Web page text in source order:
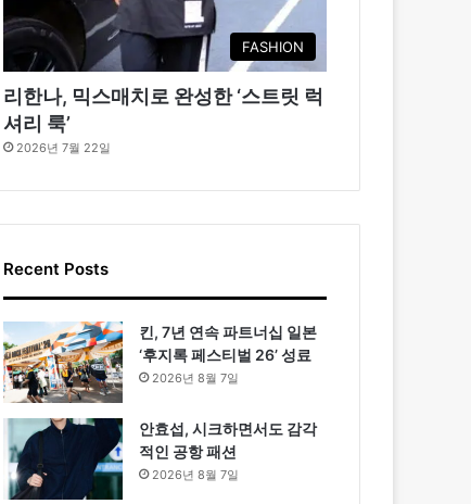
FASHION
리한나, 믹스매치로 완성한 ‘스트릿 럭
셔리 룩’
2026년 7월 22일
Recent Posts
킨, 7년 연속 파트너십 일본
‘후지록 페스티벌 26’ 성료
2026년 8월 7일
안효섭, 시크하면서도 감각
적인 공항 패션
2026년 8월 7일